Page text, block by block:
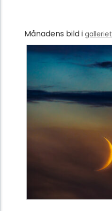
Månadens bild i galleriet